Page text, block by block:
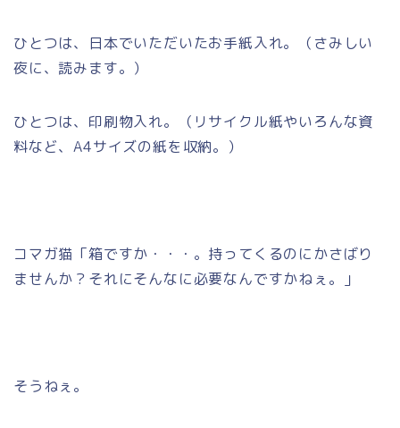
ひとつは、日本でいただいたお手紙入れ。（さみしい
夜に、読みます。）
ひとつは、印刷物入れ。（リサイクル紙やいろんな資
料など、A4サイズの紙を収納。）
コマガ猫「箱ですか・・・。持ってくるのにかさばり
ませんか？それにそんなに必要なんですかねぇ。」
そうねぇ。